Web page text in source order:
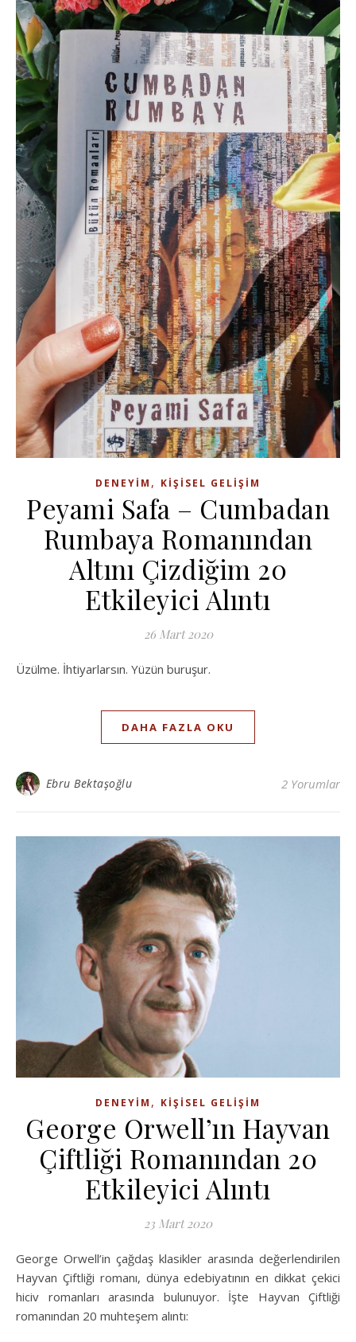
DENEYIM , KIŞISEL GELIŞIM
Peyami Safa – Cumbadan
Rumbaya Romanından
Altını Çizdiğim 20
Etkileyici Alıntı
26 Mart 2020
Üzülme. İhtiyarlarsın. Yüzün buruşur.
DAHA FAZLA OKU
Ebru Bektaşoğlu 2 Yorumlar
DENEYIM , KIŞISEL GELIŞIM
George Orwell’ın Hayvan
Çiftliği Romanından 20
Etkileyici Alıntı
23 Mart 2020
George Orwell’in çağdaş klasikler arasında değerlendirilen
Hayvan Çiftliği romanı, dünya edebiyatının en dikkat çekici
hiciv romanları arasında bulunuyor. İşte Hayvan Çiftliği
romanından 20 muhteşem alıntı: